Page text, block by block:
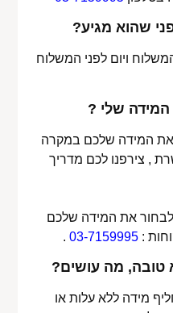
שהוא מגיע?
ויום לפני המשלוח
שלי ?
את המידה שלכם במקרה
, צירפנו לכם מדריך
את המידה שלכם
:
03-7159995
.
טובה, מה עושים?
מידה ללא עלות או